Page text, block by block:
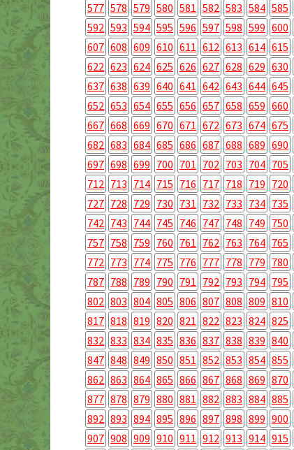
577 578 579 580 581 582 583 584 585
592 593 594 595 596 597 598 599 600
607 608 609 610 611 612 613 614 615
622 623 624 625 626 627 628 629 630
637 638 639 640 641 642 643 644 645
652 653 654 655 656 657 658 659 660
667 668 669 670 671 672 673 674 675
682 683 684 685 686 687 688 689 690
697 698 699 700 701 702 703 704 705
712 713 714 715 716 717 718 719 720
727 728 729 730 731 732 733 734 735
742 743 744 745 746 747 748 749 750
757 758 759 760 761 762 763 764 765
772 773 774 775 776 777 778 779 780
787 788 789 790 791 792 793 794 795
802 803 804 805 806 807 808 809 810
817 818 819 820 821 822 823 824 825
832 833 834 835 836 837 838 839 840
847 848 849 850 851 852 853 854 855
862 863 864 865 866 867 868 869 870
877 878 879 880 881 882 883 884 885
892 893 894 895 896 897 898 899 900
907 908 909 910 911 912 913 914 915